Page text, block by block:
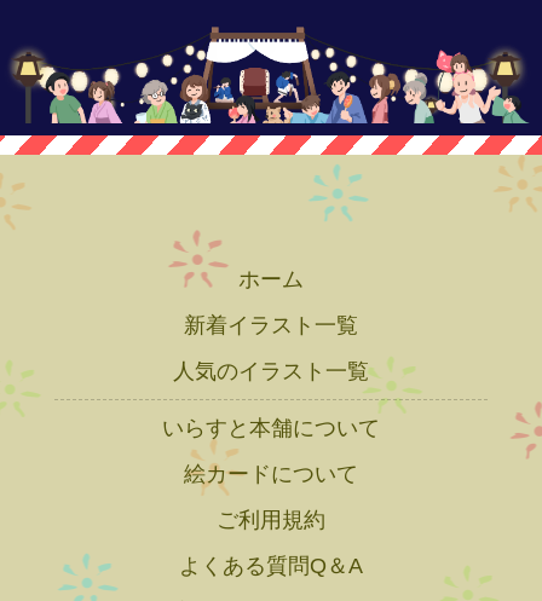
ホーム
新着イラスト一覧
人気のイラスト一覧
いらすと本舗について
絵カードについて
ご利用規約
よくある質問Q＆A